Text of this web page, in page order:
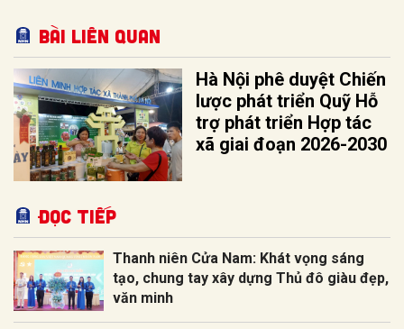
Bài liên quan
Hà Nội phê duyệt Chiến
lược phát triển Quỹ Hỗ
trợ phát triển Hợp tác
xã giai đoạn 2026-2030
Đọc tiếp
Thanh niên Cửa Nam: Khát vọng sáng
tạo, chung tay xây dựng Thủ đô giàu đẹp,
văn minh